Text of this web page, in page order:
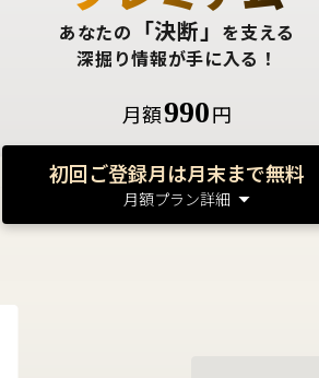
あなたの 「決断」 を支える
深掘り情報が手に入る！
月額990円
初回ご登録月は月末まで無料
月額プラン詳細